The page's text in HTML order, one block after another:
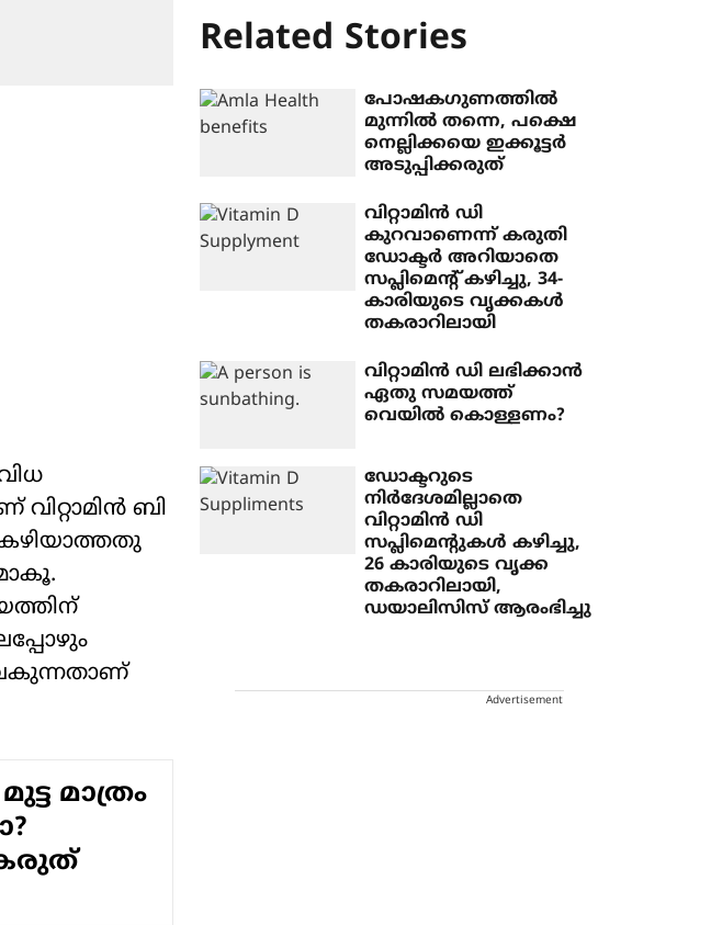
ബി
കഴിയാത്തതു
മാത്രം
Related Stories
പോഷക​ഗുണത്തിൽ
മുന്നിൽ തന്നെ, പക്ഷെ
നെല്ലിക്കയെ ഇക്കൂട്ടർ
അടുപ്പിക്കരുത്
വിറ്റാമിൻ ഡി
കുറവാണെന്ന് കരുതി
ഡോക്ടർ അറിയാതെ
സപ്ലിമെന്റ് കഴിച്ചു, 34-
കാരിയുടെ വൃക്കകൾ
തകരാറിലായി
വിറ്റാമിൻ ഡി ലഭിക്കാൻ
ഏതു സമയത്ത്
വെയിൽ കൊള്ളണം?
ഡോക്ടറുടെ
നിർദേശമില്ലാതെ
വിറ്റാമിൻ ഡി
സപ്ലിമെന്റുകൾ കഴിച്ചു,
26 കാരിയുടെ വൃക്ക
തകരാറിലായി,
ഡയാലിസിസ് ആരംഭിച്ചു
Advertisement